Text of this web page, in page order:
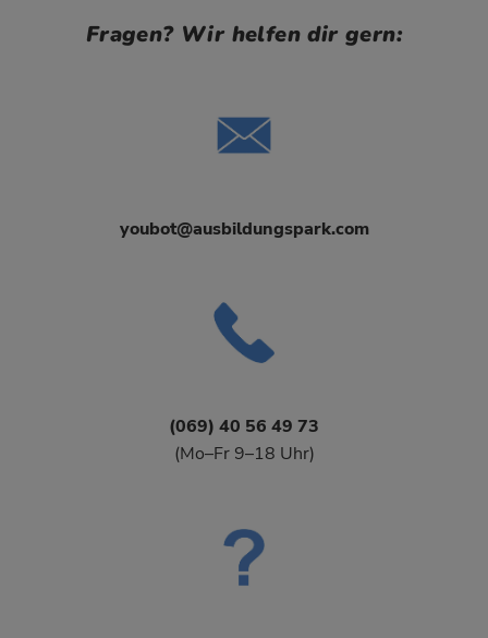
Fragen? Wir helfen dir gern:
youbot@ausbildungspark.com
(069) 40 56 49 73
(Mo–Fr 9–18 Uhr)